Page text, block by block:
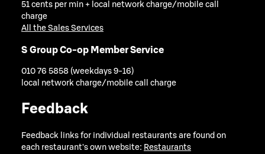
51 cents per min + local network charge/mobile call
charge
All the Sales Services
S Group Co-op Member Service
010 76 5858 (weekdays 9-16)
local network charge/mobile call charge
Feedback
Feedback links for individual restaurants are found on
each restaurant's own website: Restaurants